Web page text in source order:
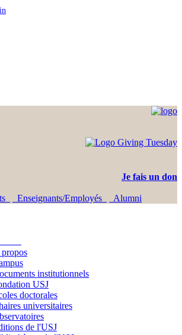
Je fais un don
Enseignants/Employés
Alumni
institutionnels
USJ
doctorales
universitaires
de l'USJ